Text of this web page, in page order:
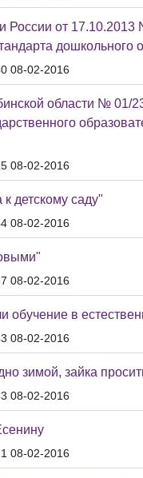
России от 17.10.2013
дошкольного
08-02-2016
области № 01/
08-02-2016
детскому саду"
08-02-2016
08-02-2016
обучение в
08-02-2016
зимой, зайка
08-02-2016
08-02-2016